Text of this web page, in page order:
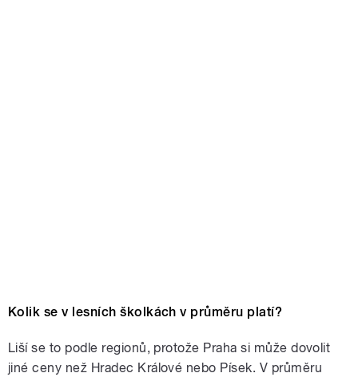
Kolik se v lesních školkách v průměru platí?
Liší se to podle regionů, protože Praha si může dovolit
jiné ceny než Hradec Králové nebo Písek. V průměru